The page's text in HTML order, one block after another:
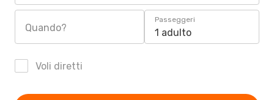
Quando?
Passeggeri
1 adulto
Voli diretti